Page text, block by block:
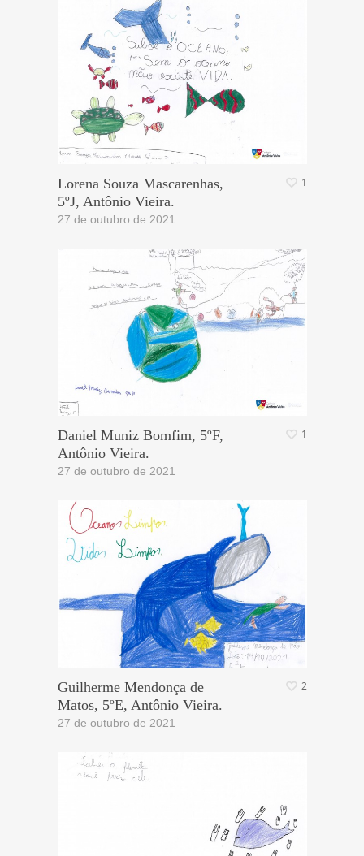
Lorena Souza Mascarenhas,
5ºJ, Antônio Vieira.
27 de outubro de 2021
1
Daniel Muniz Bomfim, 5ºF,
Antônio Vieira.
27 de outubro de 2021
1
Guilherme Mendonça de
Matos, 5ºE, Antônio Vieira.
27 de outubro de 2021
2